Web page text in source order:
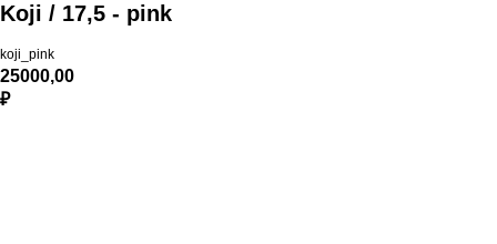
Koji / 17,5 - pink
koji_pink
25000,00
₽